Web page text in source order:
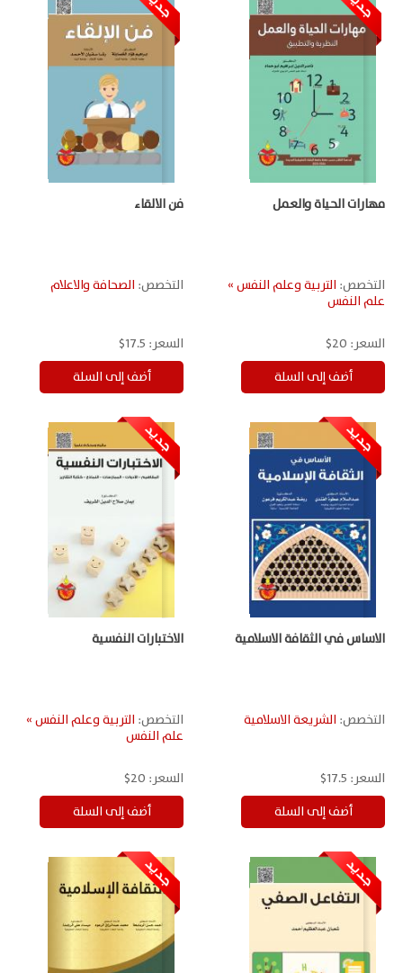
مهارات الحياة والعمل
التخصص: التربية وعلم النفس »
علم النفس
السعر: 20$
فن الالقاء
التخصص: الصحافة والاعلام
السعر: 17.5$
الاساس في الثقافة الاسلامية
التخصص: الشريعة الاسلامية
السعر: 17.5$
الاختبارات النفسية
التخصص: التربية وعلم النفس »
علم النفس
السعر: 20$